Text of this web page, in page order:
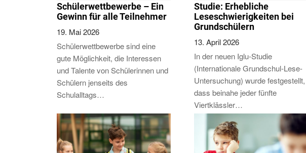
Schülerwettbewerbe – Ein
Gewinn für alle Teilnehmer
19. Mai 2026
Schülerwettbewerbe sind eine
gute Möglichkeit, die Interessen
und Talente von Schülerinnen und
Schülern jenseits des
Schulalltags…
Studie: Erhebliche
Leseschwierigkeiten bei
Grundschülern
13. April 2026
In der neuen Iglu-Studie
(Internationale Grundschul-Lese-
Untersuchung) wurde festgestellt,
dass beinahe jeder fünfte
Viertklässler…